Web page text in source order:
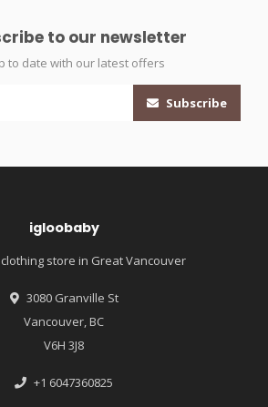
to our newsletter
to date with our latest offers
Subscribe
igloobaby
store in Great Vancouver
3080 Granville St
Vancouver, BC
V6H 3J8
+1 6047360825